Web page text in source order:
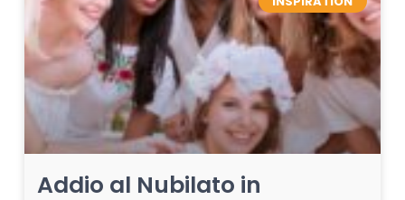
Addio al Nubilato in